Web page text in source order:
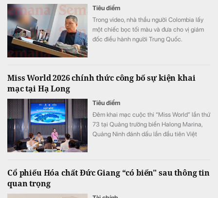
Tiêu điểm
Trong video, nhà thầu người Colombia lấy
một chiếc bọc tối màu và đưa cho vị giám
đốc điều hành người Trung Quốc.
Miss World 2026 chính thức công bố sự kiện khai
mạc tại Hạ Long
Tiêu điểm
Đêm khai mạc cuộc thi “Miss World” lần thứ
73 tại Quảng trường biển Halong Marina,
Quảng Ninh đánh dấu lần đầu tiên Việt
cơ hội để tỉnh Quảng Ninh giới thiệu đến
Cổ phiếu Hóa chất Đức Giang “có biến" sau thông tin
quan trọng